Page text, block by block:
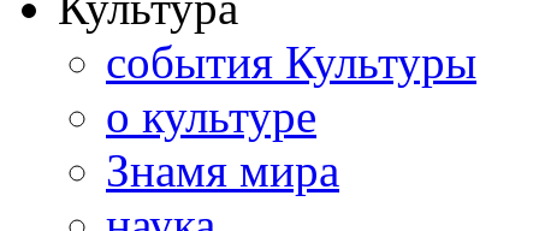
события Культуры
о культуре
Знамя мира